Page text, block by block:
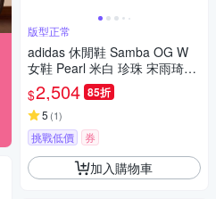
版型正常
adidas 休閒鞋 Samba OG W
女鞋 Pearl 米白 珍珠 宋雨琦同
款 愛迪達 JQ2616
$2,504 85折
5 (1)
挑戰低價 券
加入購物車